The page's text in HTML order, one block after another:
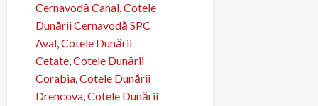
Cernavodă Canal,Cotele
Dunării Cernavodă SPC
Aval,Cotele Dunării
Cetate,Cotele Dunării
Corabia,Cotele Dunării
Drencova,Cotele Dunării